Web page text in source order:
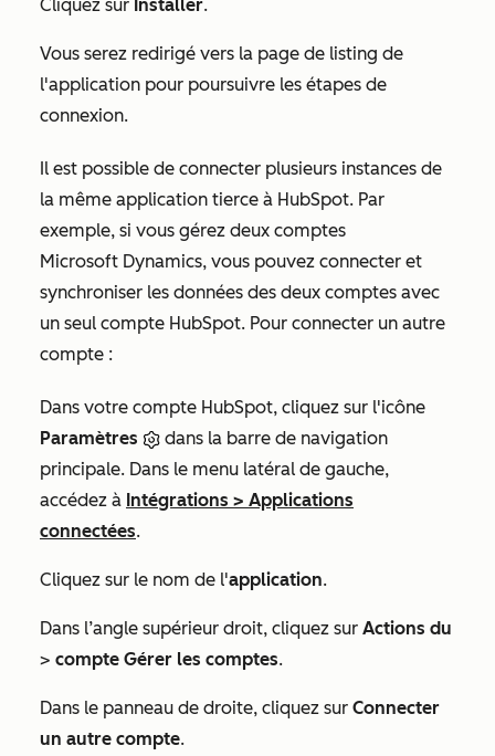
Cliquez sur Installer.
Vous serez redirigé vers la page de listing de
l'application pour poursuivre les étapes de
connexion.
Il est possible de connecter plusieurs instances de
la même application tierce à HubSpot. Par
exemple, si vous gérez deux comptes
Microsoft Dynamics, vous pouvez connecter et
synchroniser les données des deux comptes avec
un seul compte HubSpot. Pour connecter un autre
compte :
Dans votre compte HubSpot, cliquez sur l'icône
Paramètres
dans la barre de navigation
principale. Dans le menu latéral de gauche,
accédez à Intégrations > Applications
connectées.
Cliquez sur le nom de l'application.
Dans l’angle supérieur droit, cliquez sur Actions du
> compte Gérer les comptes.
Dans le panneau de droite, cliquez sur Connecter
un autre compte.